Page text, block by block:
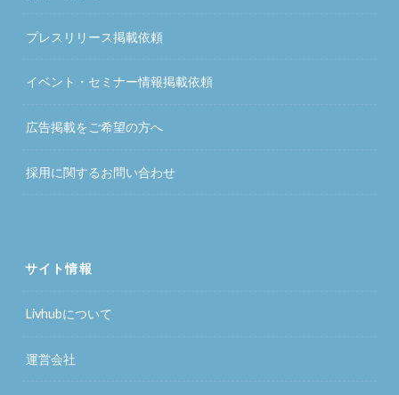
プレスリリース掲載依頼
イベント・セミナー情報掲載依頼
広告掲載をご希望の方へ
採用に関するお問い合わせ
サイト情報
Livhubについて
運営会社